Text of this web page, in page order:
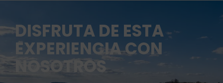
DISFRUTA DE ESTA
EXPERIENCIA CON
NOSOTROS